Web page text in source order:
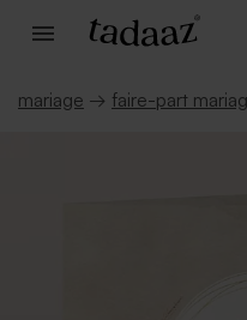
mariage → faire-part